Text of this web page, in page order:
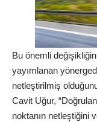
Bu önemli
yayımlanan
netleştirilmiş
Cavit Uğur,
noktanın netleştiğini